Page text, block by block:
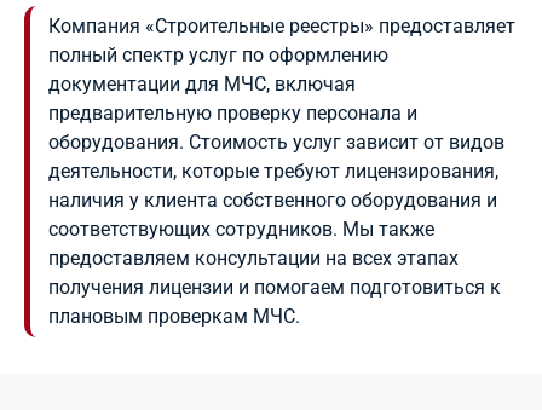
Компания «Строительные реестры» предоставляет
полный спектр услуг по оформлению
документации для МЧС, включая
предварительную проверку персонала и
оборудования. Стоимость услуг зависит от видов
деятельности, которые требуют лицензирования,
наличия у клиента собственного оборудования и
соответствующих сотрудников. Мы также
предоставляем консультации на всех этапах
получения лицензии и помогаем подготовиться к
плановым проверкам МЧС.